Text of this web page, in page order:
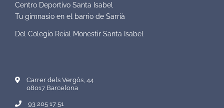
Centro Deportivo Santa Isabel
Tu gimnasio en el barrio de Sarrià
Del Colegio Reial Monestir Santa Isabel
Carrer dels Vergós, 44
08017 Barcelona
93 205 17 51